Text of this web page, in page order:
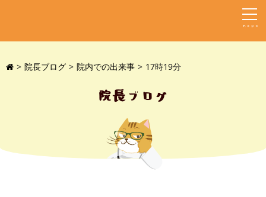
MENU
院長ブログ 院内での出来事 17時19分
院長ブログ